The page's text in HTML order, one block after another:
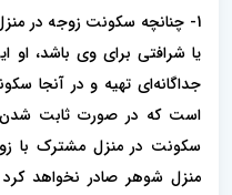
1- چنانچه سکونت زوجه در
یا شرافتی برای وی باشد،
جداگانه‌ای تهیه و در آنجا
است که در صورت ثابت
سکونت در منزل مشترک با
منزل شوهر صادر نخواهد